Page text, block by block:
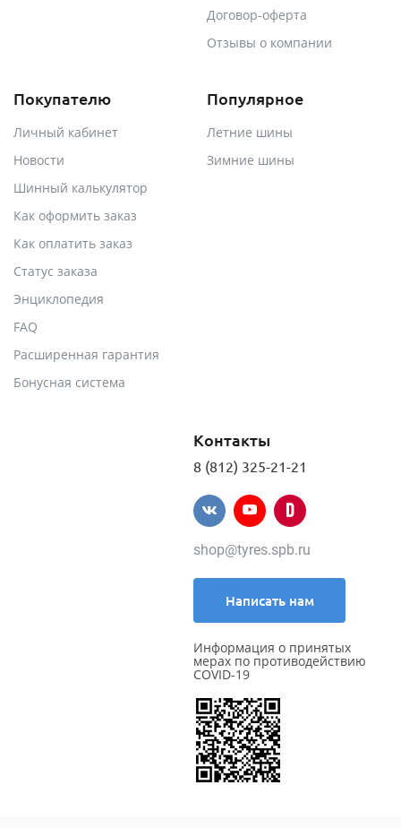
Договор-оферта
Отзывы о компании
Покупателю
Личный кабинет
Новости
Шинный калькулятор
Как оформить заказ
Как оплатить заказ
Статус заказа
Энциклопедия
FAQ
Расширенная гарантия
Бонусная система
Популярное
Летние шины
Зимние шины
Контакты
8 (812) 325-21-21
shop@tyres.spb.ru
Написать нам
Информация о принятых
мерах по противодействию
COVID-19